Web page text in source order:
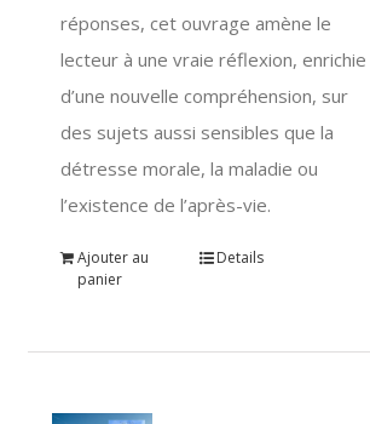
réponses, cet ouvrage amène le
lecteur à une vraie réflexion, enrichie
d’une nouvelle compréhension, sur
des sujets aussi sensibles que la
détresse morale, la maladie ou
l’existence de l’après-vie.
Ajouter au
panier
Details